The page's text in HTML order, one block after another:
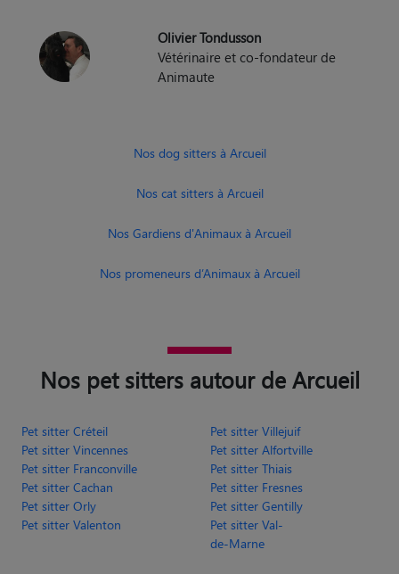
Olivier Tondusson
Vétérinaire et co-fondateur de
Animaute
Nos dog sitters à Arcueil
Nos cat sitters à Arcueil
Nos Gardiens d'Animaux à Arcueil
Nos promeneurs d’Animaux à Arcueil
Nos pet sitters autour de Arcueil
Pet sitter Créteil
Pet sitter Villejuif
Pet sitter Vincennes
Pet sitter Alfortville
Pet sitter Franconville
Pet sitter Thiais
Pet sitter Cachan
Pet sitter Fresnes
Pet sitter Orly
Pet sitter Gentilly
Pet sitter Valenton
Pet sitter Val-
de-Marne